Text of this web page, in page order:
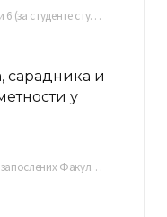
Колоквијуми из предмета Солфеђо 5 и 6 (за студенте студијског програма Музичка теорија) и Методика…
сарадника и
у
Анкетирање наставника, сарадника и запослених Факултета уметности у Нишу ради сачињавања Извештаја о самовредновању биће…